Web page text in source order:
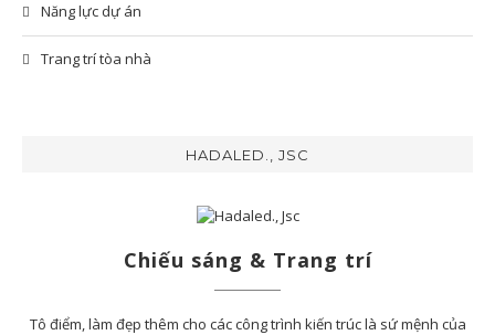
Năng lực dự án
Trang trí tòa nhà
HADALED., JSC
Chiếu sáng & Trang trí
Tô điểm, làm đẹp thêm cho các công trình kiến trúc là sứ mệnh của